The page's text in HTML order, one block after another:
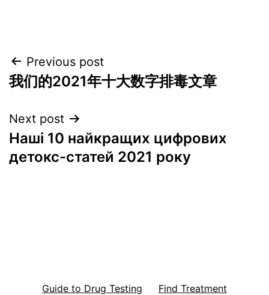
Post
navigation
Previous post
我们的2021年十大数字排毒文章
Next post
Наші 10 найкращих цифрових
детокс-статей 2021 року
Guide to Drug Testing Find Treatment